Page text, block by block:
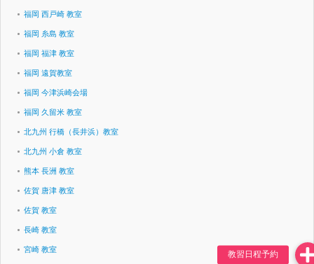
福岡 西戸崎 教室
福岡 糸島 教室
福岡 福津 教室
福岡 遠賀教室
福岡 今津浜崎会場
福岡 久留米 教室
北九州 行橋（長井浜）教室
北九州 小倉 教室
熊本 長洲 教室
佐賀 唐津 教室
佐賀 教室
長崎 教室
宮崎 教室